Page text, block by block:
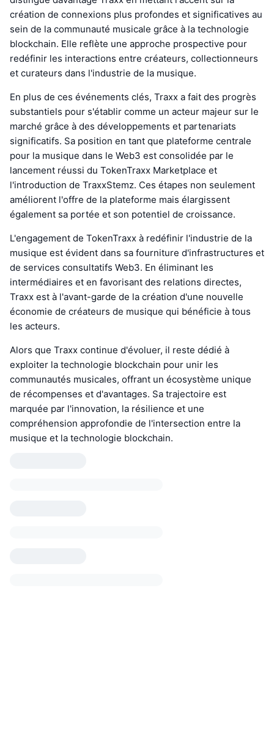
création de connexions plus profondes et significatives au
sein de la communauté musicale grâce à la technologie
blockchain. Elle reflète une approche prospective pour
redéfinir les interactions entre créateurs, collectionneurs
et curateurs dans l'industrie de la musique.
En plus de ces événements clés, Traxx a fait des progrès
substantiels pour s'établir comme un acteur majeur sur le
marché grâce à des développements et partenariats
significatifs. Sa position en tant que plateforme centrale
pour la musique dans le Web3 est consolidée par le
lancement réussi du TokenTraxx Marketplace et
l'introduction de TraxxStemz. Ces étapes non seulement
améliorent l'offre de la plateforme mais élargissent
également sa portée et son potentiel de croissance.
L'engagement de TokenTraxx à redéfinir l'industrie de la
musique est évident dans sa fourniture d'infrastructures et
de services consultatifs Web3. En éliminant les
intermédiaires et en favorisant des relations directes,
Traxx est à l'avant-garde de la création d'une nouvelle
économie de créateurs de musique qui bénéficie à tous
les acteurs.
Alors que Traxx continue d'évoluer, il reste dédié à
exploiter la technologie blockchain pour unir les
communautés musicales, offrant un écosystème unique
de récompenses et d'avantages. Sa trajectoire est
marquée par l'innovation, la résilience et une
compréhension approfondie de l'intersection entre la
musique et la technologie blockchain.